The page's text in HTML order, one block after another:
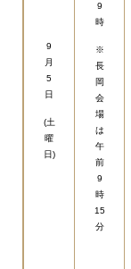
9
月
5
日
(土
曜
日)
9
時
※
長
岡
会
場
は
午
前
9
時
15
分